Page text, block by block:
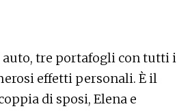
auto, tre portafogli con tutti i
effetti personali. È il
di sposi, Elena e